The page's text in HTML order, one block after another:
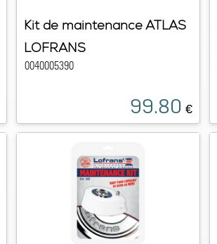
Kit de maintenance ATLAS
LOFRANS
0040005390
99.80 €